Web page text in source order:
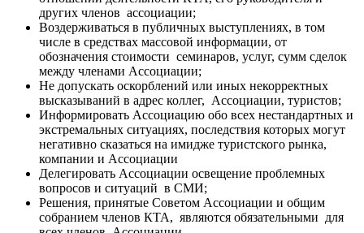
других членов ассоциации;
Воздерживаться в публичных выступлениях, в том
числе в средствах массовой информации, от
обозначения стоимости семинаров, услуг, сумм сделок
между членами Ассоциации;
Не допускать оскорблений или иных некорректных
высказываний в адрес коллег, Ассоциации, туристов;
Информировать Ассоциацию обо всех нестандартных и
экстремальных ситуациях, последствия которых могут
негативно сказаться на имидже туристского рынка,
компании и Ассоциации
Делегировать Ассоциации освещение проблемных
вопросов и ситуаций в СМИ;
Решения, принятые Советом Ассоциации и общим
собранием членов КТА, являются обязательными для